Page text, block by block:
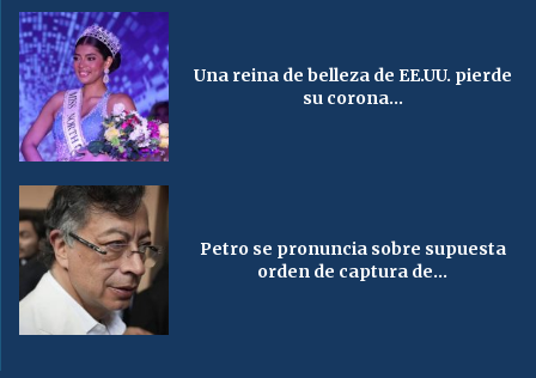
Una reina de belleza de EE.UU. pierde
su corona...
Petro se pronuncia sobre supuesta
orden de captura de...